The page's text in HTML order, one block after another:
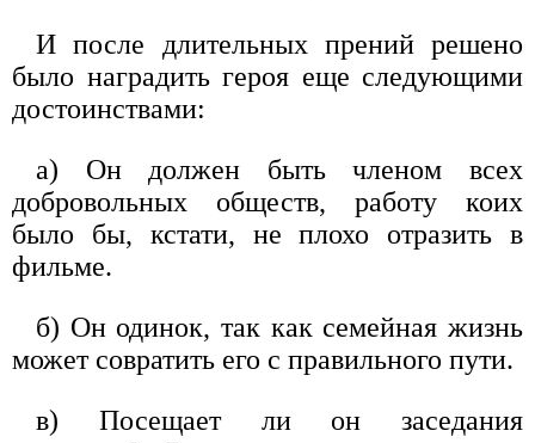
И после длительных прений решено
было наградить героя еще следующими
достоинствами:
а) Он должен быть членом всех
добровольных обществ, работу коих
было бы, кстати, не плохо отразить в
фильме.
б) Он одинок, так как семейная жизнь
может совратить его с правильного пути.
в) Посещает ли он заседания